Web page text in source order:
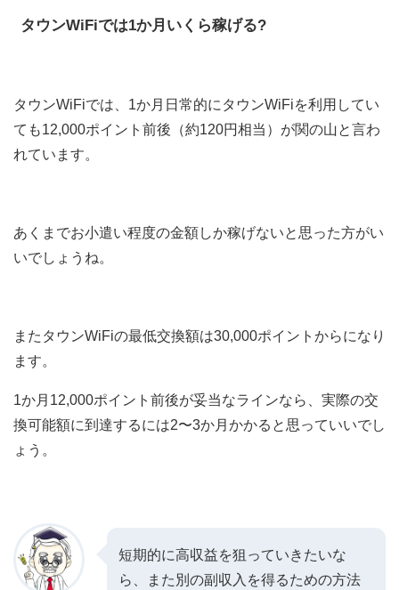
タウンWiFiでは1か月いくら稼げる?
タウンWiFiでは、1か月日常的にタウンWiFiを利用してい
ても12,000ポイント前後（約120円相当）が関の山と言わ
れています。
あくまでお小遣い程度の金額しか稼げないと思った方がい
いでしょうね。
またタウンWiFiの最低交換額は30,000ポイントからになり
ます。
1か月12,000ポイント前後が妥当なラインなら、実際の交
換可能額に到達するには2〜3か月かかると思っていいでし
ょう。
短期的に高収益を狙っていきたいな
ら、また別の副収入を得るための方法